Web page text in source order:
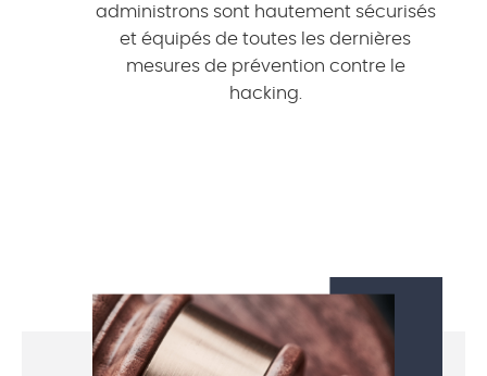
administrons sont hautement sécurisés
et équipés de toutes les dernières
mesures de prévention contre le
hacking.